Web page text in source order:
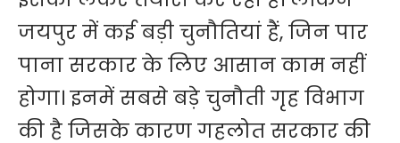
जयपुर में कई बड़ी चुनौतियां हैं, जिन पार
पाना सरकार के लिए आसान काम नहीं
होगा। इनमें सबसे बड़े चुनौती गृह विभाग
की है जिसके कारण गहलोत सरकार की